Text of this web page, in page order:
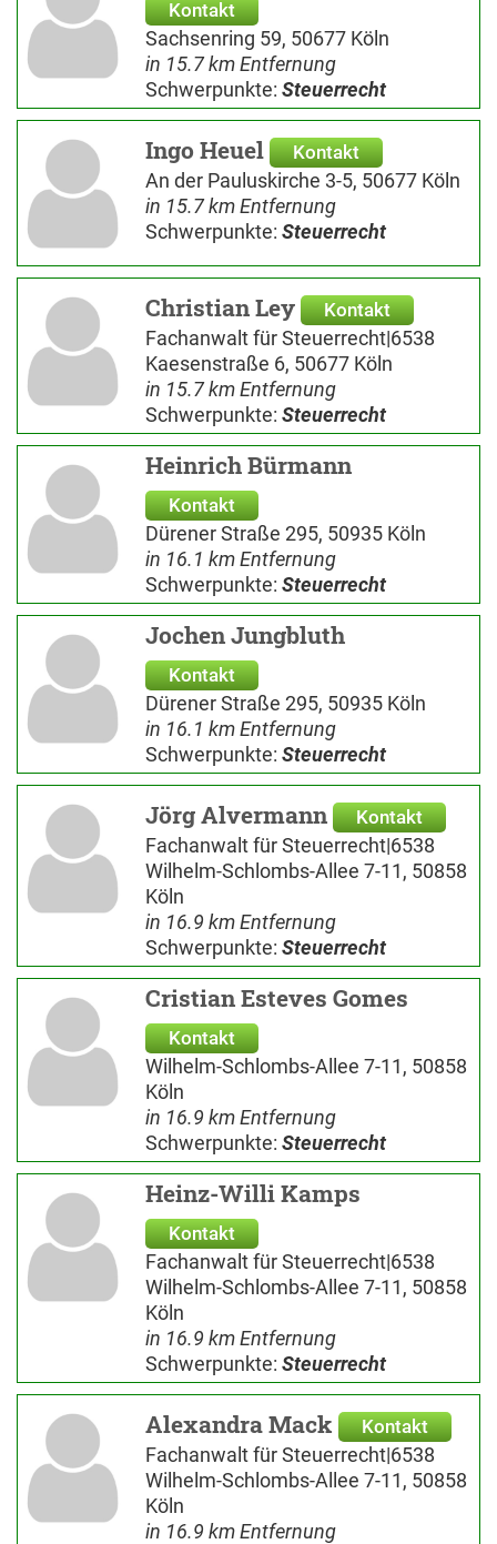
Kontakt
Sachsenring 59, 50677 Köln
in 15.7 km Entfernung
Schwerpunkte: Steuerrecht
Ingo Heuel Kontakt
An der Pauluskirche 3-5, 50677 Köln
in 15.7 km Entfernung
Schwerpunkte: Steuerrecht
Christian Ley Kontakt
Fachanwalt für Steuerrecht|6538
Kaesenstraße 6, 50677 Köln
in 15.7 km Entfernung
Schwerpunkte: Steuerrecht
Heinrich Bürmann
Kontakt
Dürener Straße 295, 50935 Köln
in 16.1 km Entfernung
Schwerpunkte: Steuerrecht
Jochen Jungbluth
Kontakt
Dürener Straße 295, 50935 Köln
in 16.1 km Entfernung
Schwerpunkte: Steuerrecht
Jörg Alvermann Kontakt
Fachanwalt für Steuerrecht|6538
Wilhelm-Schlombs-Allee 7-11, 50858
Köln
in 16.9 km Entfernung
Schwerpunkte: Steuerrecht
Cristian Esteves Gomes
Kontakt
Wilhelm-Schlombs-Allee 7-11, 50858
Köln
in 16.9 km Entfernung
Schwerpunkte: Steuerrecht
Heinz-Willi Kamps
Kontakt
Fachanwalt für Steuerrecht|6538
Wilhelm-Schlombs-Allee 7-11, 50858
Köln
in 16.9 km Entfernung
Schwerpunkte: Steuerrecht
Alexandra Mack Kontakt
Fachanwalt für Steuerrecht|6538
Wilhelm-Schlombs-Allee 7-11, 50858
Köln
in 16.9 km Entfernung